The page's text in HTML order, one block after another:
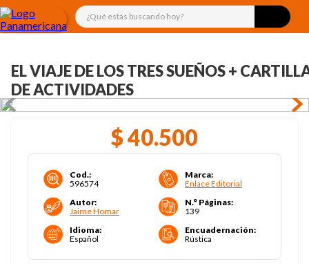
¿Qué estás buscando hoy?
EL VIAJE DE LOS TRES SUEÑOS +
DE ACTIVIDADES
$40.500
Cod.:
596574
Marca:
Enlace Editorial
Autor:
Jaime Homar
N.° Páginas:
139
Idioma:
Español
Encuadernación:
Rústica